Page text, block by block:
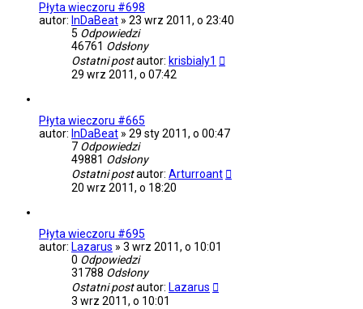
Płyta wieczoru #698
autor: InDaBeat » 23 wrz 2011, o 23:40
5 Odpowiedzi
46761 Odsłony
Ostatni postautor: krisbialy1
29 wrz 2011, o 07:42
Płyta wieczoru #665
autor: InDaBeat » 29 sty 2011, o 00:47
7 Odpowiedzi
49881 Odsłony
Ostatni postautor: Arturroant
20 wrz 2011, o 18:20
Płyta wieczoru #695
autor: Lazarus » 3 wrz 2011, o 10:01
0 Odpowiedzi
31788 Odsłony
Ostatni postautor: Lazarus
3 wrz 2011, o 10:01